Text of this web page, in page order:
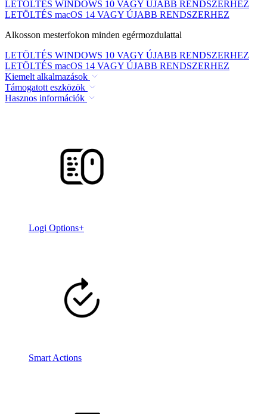
LETÖLTÉS WINDOWS 10 VAGY ÚJABB RENDSZERHEZ
LETÖLTÉS macOS 14 VAGY ÚJABB RENDSZERHEZ
Alkosson mesterfokon minden egérmozdulattal
LETÖLTÉS WINDOWS 10 VAGY ÚJABB RENDSZERHEZ
LETÖLTÉS macOS 14 VAGY ÚJABB RENDSZERHEZ
Kiemelt alkalmazások
Támogatott eszközök
Hasznos információk
Logi Options+
Smart Actions